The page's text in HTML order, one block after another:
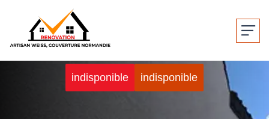
indisponible indisponible